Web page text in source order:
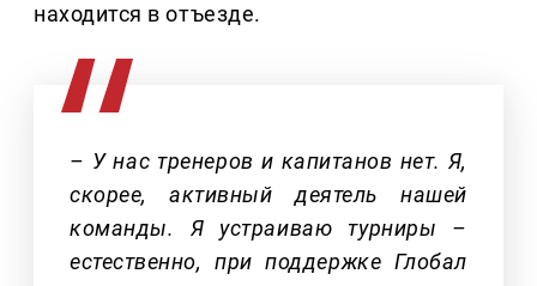
находится в отъезде.
– У нас тренеров и капитанов нет. Я,
скорее, активный деятель нашей
команды. Я устраиваю турниры –
естественно, при поддержке Глобал